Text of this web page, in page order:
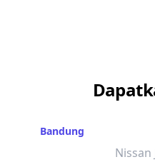
Bandung
Nissan